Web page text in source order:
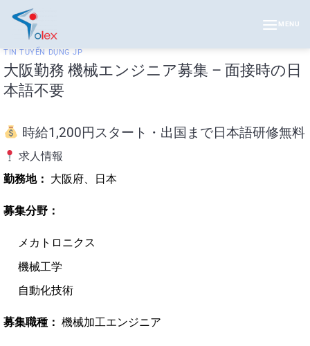
content
MENU
TIN TUYỂN DỤNG JP
大阪勤務 機械エンジニア募集 – 面接時の日
本語不要
時給1,200円スタート・出国まで日本語研修無料
求人情報
勤務地： 大阪府、日本
募集分野：
メカトロニクス
機械工学
自動化技術
募集職種： 機械加工エンジニア